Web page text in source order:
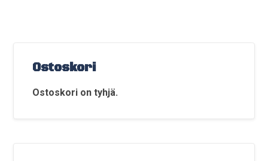
Ostoskori
Ostoskori on tyhjä.